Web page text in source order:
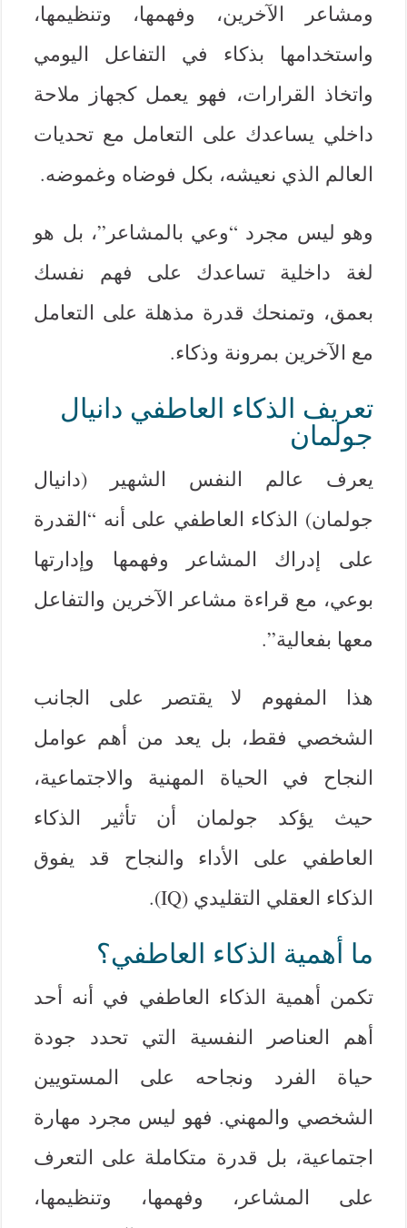
ومشاعر الآخرين، وفهمها، وتنظيمها،
واستخدامها بذكاء في التفاعل اليومي
واتخاذ القرارات، فهو يعمل كجهاز ملاحة
داخلي يساعدك على التعامل مع تحديات
العالم الذي نعيشه، بكل فوضاه وغموضه.
وهو ليس مجرد “وعي بالمشاعر”، بل هو
لغة داخلية تساعدك على فهم نفسك
بعمق، وتمنحك قدرة مذهلة على التعامل
مع الآخرين بمرونة وذكاء.
تعريف الذكاء العاطفي دانيال
جولمان
يعرف عالم النفس الشهير (دانيال
جولمان) الذكاء العاطفي على أنه “القدرة
على إدراك المشاعر وفهمها وإدارتها
بوعي، مع قراءة مشاعر الآخرين والتفاعل
معها بفعالية”.
هذا المفهوم لا يقتصر على الجانب
الشخصي فقط، بل يعد من أهم عوامل
النجاح في الحياة المهنية والاجتماعية،
حيث يؤكد جولمان أن تأثير الذكاء
العاطفي على الأداء والنجاح قد يفوق
الذكاء العقلي التقليدي (IQ).
ما أهمية الذكاء العاطفي؟
تكمن أهمية الذكاء العاطفي في أنه أحد
أهم العناصر النفسية التي تحدد جودة
حياة الفرد ونجاحه على المستويين
الشخصي والمهني. فهو ليس مجرد مهارة
اجتماعية، بل قدرة متكاملة على التعرف
على المشاعر، وفهمها، وتنظيمها،